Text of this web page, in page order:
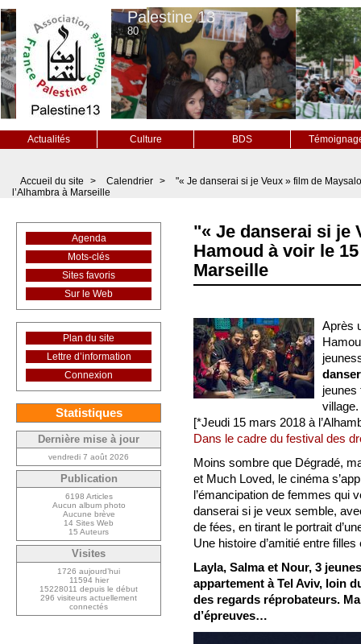
Palestine 13
80
Actualités Culture BDS
Accueil du site > Calendrier >
"« Je danserai si je Veux » film de
l’Alhambra à Marseille
"« Je danserai si je
Hamoud à voir le
Marseille
Après
jeunes
village.
[*Jeudi 15 mars 2018 à
Dans le cadre du festival des
Moins sombre que Dégradé,
et Much Loved, le cinéma
l’émancipation de femmes
danserai si je veux semble,
de fées, en tirant le portrait
Une histoire d’amitié entre
Layla, Salma et Nour, 3
appartement à Tel Aviv, loin
des regards réprobateurs.
d’épreuves…
Agenda
Mots-clés
Sites favoris
Sur le Web
Plan du site
Lettre d’information
Connexion
Statistiques
Dernière mise à jour
vendredi 7 août 2026
Publication
6198 Articles
Aucun album photo
Aucune brève
14 Sites Web
15 Auteurs
Visites
1726 aujourd’hui
11594 hier
15228011 depuis le début
296 visiteurs actuellement
connectés